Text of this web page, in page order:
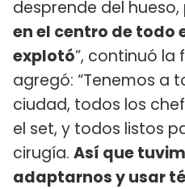
desprende del hueso,
en el centro de todo
explotó”, continuó la
agregó: “Tenemos a
ciudad, todos los
el set, y todos listos
cirugía. Así que
adaptarnos y usar